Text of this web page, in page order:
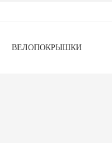
ВЕЛОПОКРЫШКИ